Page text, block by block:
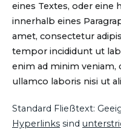
eines Textes, oder eine
innerhalb eines
amet, consectetur
tempor incididunt ut
enim ad minim veniam,
ullamco laboris nisi ut
Standard Fließtext:
Hyperlinks sind